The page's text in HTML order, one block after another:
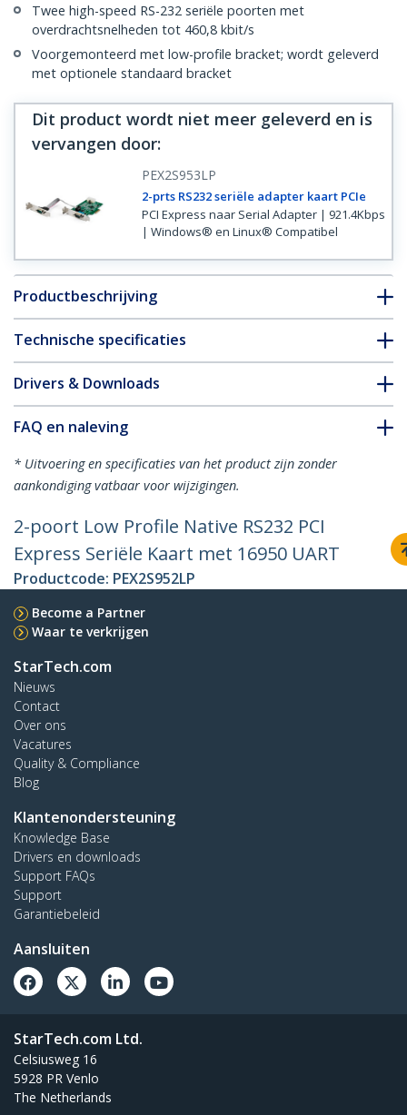
Twee high-speed RS-232 seriële poorten met
overdrachtsnelheden tot 460,8 kbit/s
Voorgemonteerd met low-profile bracket; wordt geleverd
met optionele standaard bracket
Dit product wordt niet meer geleverd en is
vervangen door:
PEX2S953LP
2-prts RS232 seriële adapter kaart PCIe
PCI Express naar Serial Adapter | 921.4Kbps
| Windows® en Linux® Compatibel
Productbeschrijving
Technische specificaties
Drivers & Downloads
FAQ en naleving
* Uitvoering en specificaties van het product zijn zonder
aankondiging vatbaar voor wijzigingen.
2-poort Low Profile Native RS232 PCI
Express Seriële Kaart met 16950 UART
Productcode: PEX2S952LP
Become a Partner
Waar te verkrijgen
StarTech.com
Nieuws
Contact
Over ons
Vacatures
Quality & Compliance
Blog
Klantenondersteuning
Knowledge Base
Drivers en downloads
Support FAQs
Support
Garantiebeleid
Aansluiten
StarTech.com Ltd.
Celsiusweg 16
5928 PR Venlo
The Netherlands